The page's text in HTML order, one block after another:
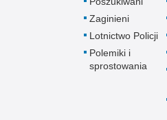
Zaginieni
Lotnictwo Policji
Polemiki i
sprostowania